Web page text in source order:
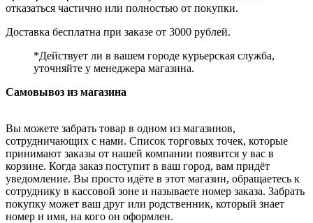
отказаться частично или полностью от покупки.
Доставка бесплатна при заказе от 3000 рублей.
*Действует ли в вашем городе курьерская служба,
уточняйте у менеджера магазина.
Самовывоз из магазина
Вы можете забрать товар в одном из магазинов,
сотрудничающих с нами. Список торговых точек, которые
принимают заказы от нашей компании появится у вас в
корзине. Когда заказ поступит в ваш город, вам придёт
уведомление. Вы просто идёте в этот магазин, обращаетесь к
сотруднику в кассовой зоне и называете номер заказа. Забрать
покупку может ваш друг или родственник, который знает
номер и имя, на кого он оформлен.